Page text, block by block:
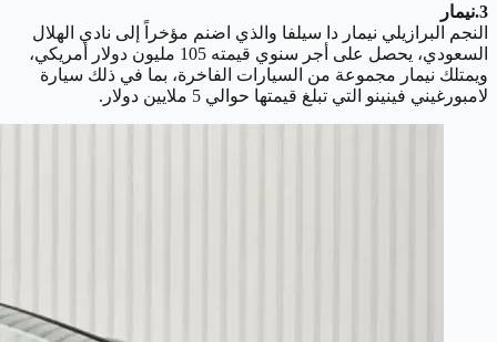
3.نيمار
النجم البرازيلي نيمار دا سيلفا والذي اضنم مؤخراً إلى نادي الهلال
السعودي، يحصل على أجر سنوي قيمته 105 مليون دولار أمريكي،
ويمتلك نيمار مجموعة من السيارات الفاخرة، بما في ذلك سيارة
لامبورغيني فينينو التي تبلغ قيمتها حوالي 5 ملايين دولار.